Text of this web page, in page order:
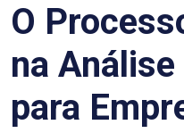
O
na
para